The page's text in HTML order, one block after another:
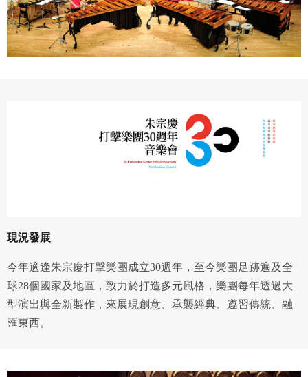
現況發展
今年適逢朱宗慶打擊樂團成立30週年，至今樂團足跡遍及全
球28個國家及地區，致力於打造多元風格，樂團每年透過大
型演出與全新製作，來展現創意、承襲經典、遵習傳統、融
匯東西。